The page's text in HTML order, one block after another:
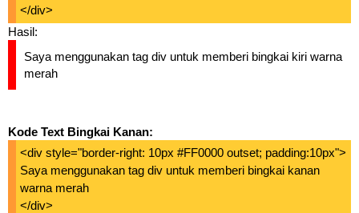
</div>
Hasil:
Saya menggunakan tag div untuk memberi bingkai kiri warna
merah
Kode Text Bingkai Kanan:
<div style="border-right: 10px #FF0000 outset; padding:10px">
Saya menggunakan tag div untuk memberi bingkai kanan
warna merah
</div>